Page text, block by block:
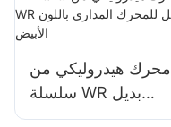
محرك هيدروليكي من
سلسلة WR بديل
للمحرك المداري